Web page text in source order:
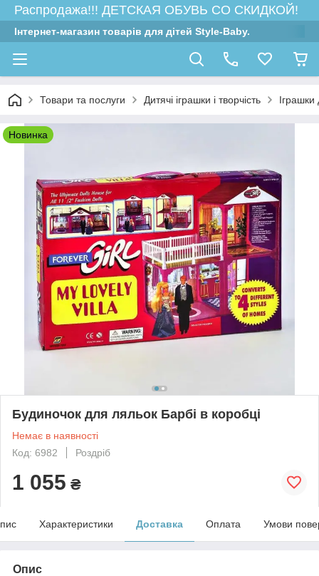
Распродажа!!! ДЕТСКАЯ ОБУВЬ СО СКИДКОЙ!
Інтернет-магазин товарів для дітей Style-Baby.
Товари та послуги Дитячі іграшки і творчість Іграшки
Новинка
Будиночок для ляльок Барбі в коробці
Немає в наявності
Код: 6982
Роздріб
1 055 ₴
Характеристики Доставка Оплата Умови
Опис